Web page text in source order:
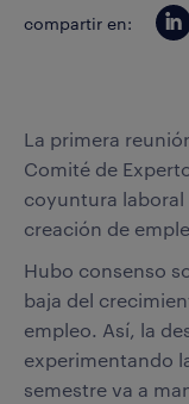
compartir en:
La primera
Comité de
coyuntura laboral
creación de
Hubo consenso
baja del
empleo. Así, la
experimentando
semestre va a